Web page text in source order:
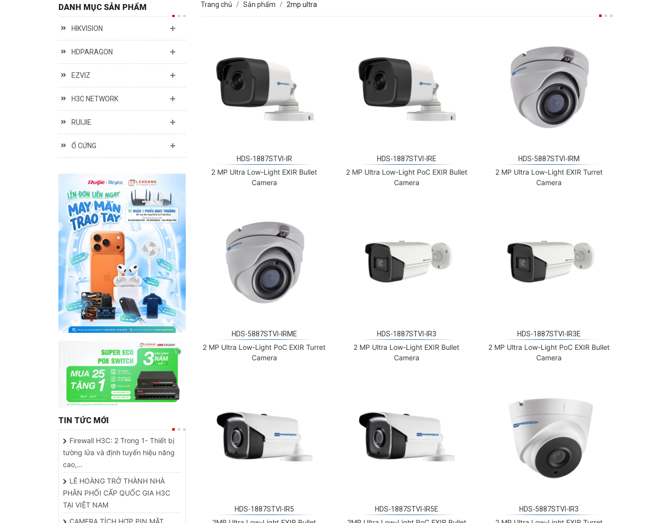
2 MP Ultra Low-Light EXIR Bullet
Camera
2 MP Ultra Low-Light PoC EXIR Bullet
Camera
2 MP Ultra Low-Light EXIR Turret
Camera
2 MP Ultra Low-Light PoC EXIR Turret
Camera
2 MP Ultra Low-Light EXIR Bullet
Camera
2 MP Ultra Low-Light PoC EXIR Bullet
Camera
2MP Ultra Low-Light EXIR Bullet 2MP Ultra Low-Light PoC EXIR Bullet 2 MP Ultra Low-Light EXIR Turret
HIKVISION
TIN TỨC MỚI
Firewall H3C: 2 Trong 1- Thiết bị
tường lửa và định tuyến hiệu năng
LÊ HOÀNG TRỞ THÀNH NHÀ
PHÂN PHỐI CẤP QUỐC GIA H3C
TẠI VIỆT NAM
CAMERA TÍCH HỢP PIN MẶT
TRỜI - SẢN PHẨM HOÀN HẢO KIỂM